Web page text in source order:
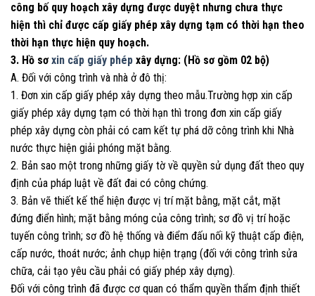
công bố quy hoạch xây dựng được duyệt nhưng chưa thực
hiện thì chỉ được cấp giấy phép xây dựng tạm có thời hạn theo
thời hạn thực hiện quy hoạch.
3. Hồ sơ xin cấp giấy phép xây dựng: (Hồ sơ gồm 02 bộ)
A. Đối với công trình và nhà ở đô thị:
1. Đơn xin cấp giấy phép xây dựng theo mẫu.Trường hợp xin cấp
giấy phép xây dựng tạm có thời hạn thì trong đơn xin cấp giấy
phép xây dựng còn phải có cam kết tự phá dỡ công trình khi Nhà
nước thực hiện giải phóng mặt bằng.
2. Bản sao một trong những giấy tờ về quyền sử dụng đất theo quy
định của pháp luật về đất đai có công chứng.
3. Bản vẽ thiết kế thể hiện được vị trí mặt bằng, mặt cắt, mặt
đứng điển hình; mặt bằng móng của công trình; sơ đồ vị trí hoặc
tuyến công trình; sơ đồ hệ thống và điểm đấu nối kỹ thuật cấp điện,
cấp nước, thoát nước; ảnh chụp hiện trạng (đối với công trình sửa
chữa, cải tạo yêu cầu phải có giấy phép xây dựng).
Đối với công trình đã được cơ quan có thẩm quyền thẩm định thiết